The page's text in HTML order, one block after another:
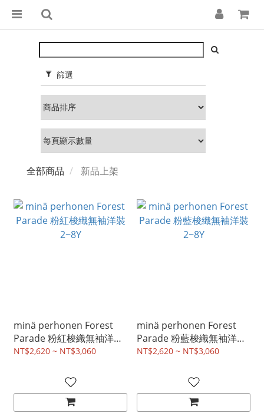
篩選
全部商品 新品上架
minä perhonen Forest
Parade 粉紅梭織無袖洋裝
2~8Y
NT$2,620 ~ NT$3,060
minä perhonen Forest
Parade 粉藍梭織無袖洋裝
2~8Y
NT$2,620 ~ NT$3,060